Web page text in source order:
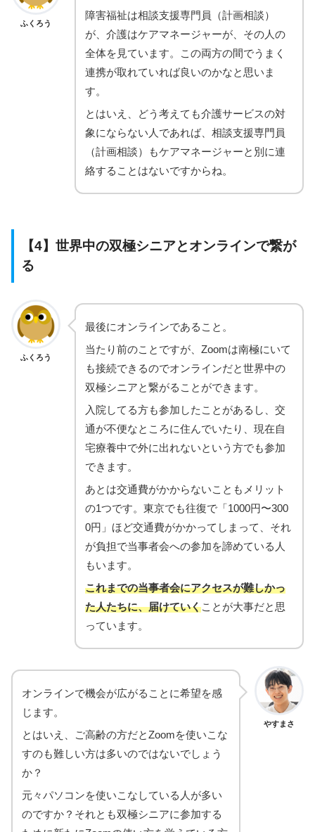
ふくろう
障害福祉は相談支援専門員（計画相談）
が、介護はケアマネージャーが、その人の
全体を見ています。この両方の間でうまく
連携が取れていれば良いのかなと思いま
す。
とはいえ、どう考えても介護サービスの対
象にならない人であれば、相談支援専門員
（計画相談）もケアマネージャーと別に連
絡することはないですからね。
【4】世界中の双極シニアとオンラインで繋が
る
ふくろう
最後にオンラインであること。
当たり前のことですが、Zoomは南極にいて
も接続できるのでオンラインだと世界中の
双極シニアと繋がることができます。
入院してる方も参加したことがあるし、交
通が不便なところに住んでいたり、現在自
宅療養中で外に出れないという方でも参加
できます。
あとは交通費がかからないこともメリット
の1つです。東京でも往復で「1000円〜300
0円」ほど交通費がかかってしまって、それ
が負担で当事者会への参加を諦めている人
もいます。
これまでの当事者会にアクセスが難しかっ
た人たちに、届けていくことが大事だと思
っています。
やすまさ
オンラインで機会が広がることに希望を感
じます。
とはいえ、ご高齢の方だとZoomを使いこな
すのも難しい方は多いのではないでしょう
か？
元々パソコンを使いこなしている人が多い
のですか？それとも双極シニアに参加する